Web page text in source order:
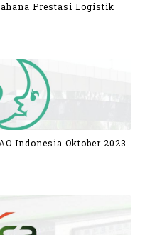
Prestasi Logistik
Indonesia Oktober 2023